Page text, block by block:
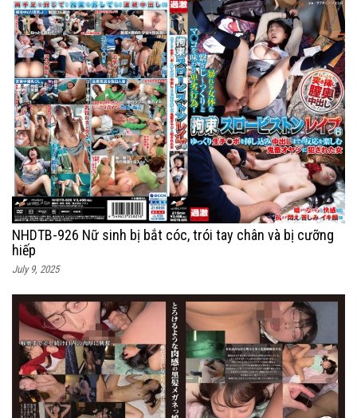
NHDTB-926 Nữ sinh bị bắt cóc, trói tay chân và bị cưỡng
hiếp
July 9, 2025